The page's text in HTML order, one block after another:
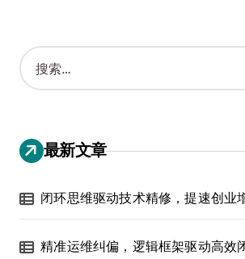
搜
索
：
最新文章
闭环思维驱动技术精修，提速创业
精准运维纠偏，逻辑框架驱动高效